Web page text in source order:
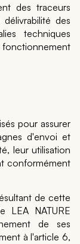
des traceurs
des
techniques
pour assurer
d'envoi et
leur utilisation
conformément
de cette
LEA NATURE
de ses
à l'article 6,